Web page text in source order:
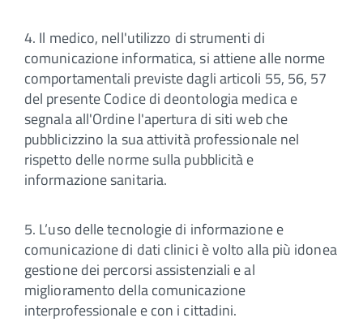
4. Il medico, nell'utilizzo di strumenti di
comunicazione informatica, si attiene alle norme
comportamentali previste dagli articoli 55, 56, 57
del presente Codice di deontologia medica e
segnala all'Ordine l'apertura di siti web che
pubblicizzino la sua attività professionale nel
rispetto delle norme sulla pubblicità e
informazione sanitaria.
5. L’uso delle tecnologie di informazione e
comunicazione di dati clinici è volto alla più idonea
gestione dei percorsi assistenziali e al
miglioramento della comunicazione
interprofessionale e con i cittadini.